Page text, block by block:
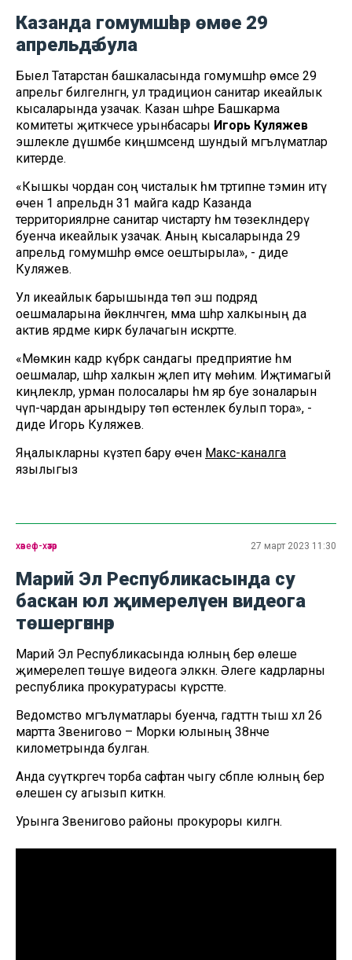
Казанда гомумшәһәр өмәсе 29
апрельдә була
Быел Татарстан башкаласында гомумшәһәр өмәсе 29
апрельгә билгеләнгән, ул традицион санитар икеайлык
кысаларында узачак. Казан шәһәре Башкарма
комитеты җитәкчесе урынбасары Игорь Куляжев
эшлекле дүшәмбе киңәшмәсендә шундый мәгълүматлар
китерде.
«Кышкы чордан соң чисталык һәм тәртипне тәэмин итү
өчен 1 апрельдән 31 майга кадәр Казанда
территорияләрне санитар чистарту һәм төзекләндерү
буенча икеайлык узачак. Аның кысаларында 29
апрельдә гомумшәһәр өмәсе оештырыла», - диде
Куляжев.
Ул икеайлык барышында төп эш подряд
оешмаларына йөкләнәчәген, әмма шәһәр халкының да
актив ярдәме кирәк булачагын искәртте.
«Мөмкин кадәр күбрәк сандагы предприятие һәм
оешмалар, шәһәр халкын җәлеп итү мөһим. Иҗтимагый
киңлекләр, урман полосалары һәм яр буе зоналарын
чүп-чардан арындыру төп өстенлек булып тора», -
диде Игорь Куляжев.
Яңалыкларны күзәтеп бару өчен Макс-каналга
язылыгыз
хәвеф-хәтәр 27 март 2023 11:30
Марий Эл Республикасында су
баскан юл җимерелүен видеога
төшергәннәр
Марий Эл Республикасында юлның бер өлеше
җимерелеп төшүе видеога эләккән. Әлеге кадрларны
республика прокуратурасы күрсәтте.
Ведомство мәгълүматлары буенча, гадәттән тыш хәл 26
мартта Звенигово – Морки юлының 38нче
километрында булган.
Анда суүткәргеч торба сафтан чыгу сәбәпле юлның бер
өлешен су агызып киткән.
Урынга Звенигово районы прокуроры килгән.